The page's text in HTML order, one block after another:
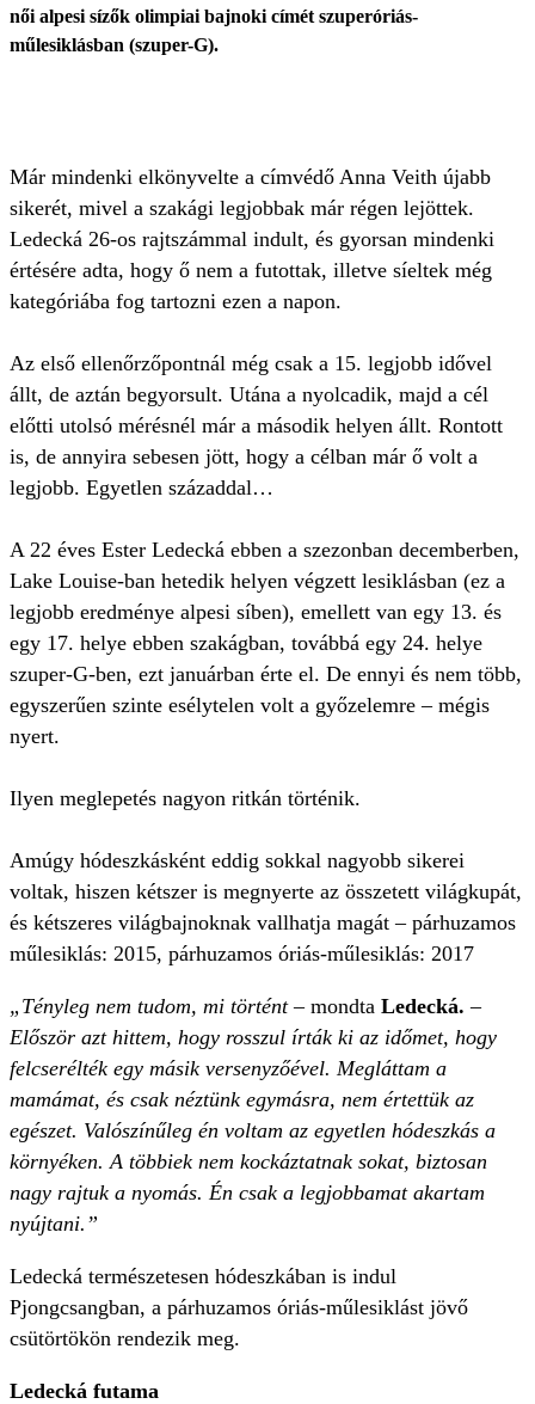
női alpesi sízők olimpiai bajnoki címét szuperóriás-
műlesiklásban (szuper-G).
Már mindenki elkönyvelte a címvédő Anna Veith újabb
sikerét, mivel a szakági legjobbak már régen lejöttek.
Ledecká 26-os rajtszámmal indult, és gyorsan mindenki
értésére adta, hogy ő nem a futottak, illetve síeltek még
kategóriába fog tartozni ezen a napon.
Az első ellenőrzőpontnál még csak a 15. legjobb idővel
állt, de aztán begyorsult. Utána a nyolcadik, majd a cél
előtti utolsó mérésnél már a második helyen állt. Rontott
is, de annyira sebesen jött, hogy a célban már ő volt a
legjobb. Egyetlen századdal…
A 22 éves Ester Ledecká ebben a szezonban decemberben,
Lake Louise-ban hetedik helyen végzett lesiklásban (ez a
legjobb eredménye alpesi síben), emellett van egy 13. és
egy 17. helye ebben szakágban, továbbá egy 24. helye
szuper-G-ben, ezt januárban érte el. De ennyi és nem több,
egyszerűen szinte esélytelen volt a győzelemre – mégis
nyert.
Ilyen meglepetés nagyon ritkán történik.
Amúgy hódeszkásként eddig sokkal nagyobb sikerei
voltak, hiszen kétszer is megnyerte az összetett világkupát,
és kétszeres világbajnoknak vallhatja magát – párhuzamos
műlesiklás: 2015, párhuzamos óriás-műlesiklás: 2017
„Tényleg nem tudom, mi történt– mondta Ledecká. –
Először azt hittem, hogy rosszul írták ki az időmet, hogy
felcserélték egy másik versenyzőével. Megláttam a
mamámat, és csak néztünk egymásra, nem értettük az
egészet. Valószínűleg én voltam az egyetlen hódeszkás a
környéken. A többiek nem kockáztatnak sokat, biztosan
nagy rajtuk a nyomás. Én csak a legjobbamat akartam
nyújtani.”
Ledecká természetesen hódeszkában is indul
Pjongcsangban, a párhuzamos óriás-műlesiklást jövő
csütörtökön rendezik meg.
Ledecká futama